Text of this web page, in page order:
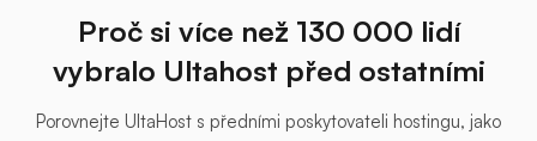
Proč si více než 130 000 lidí
vybralo Ultahost před ostatními
Porovnejte UltaHost s předními poskytovateli hostingu, jako